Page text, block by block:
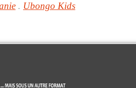
. Ubongo Kids